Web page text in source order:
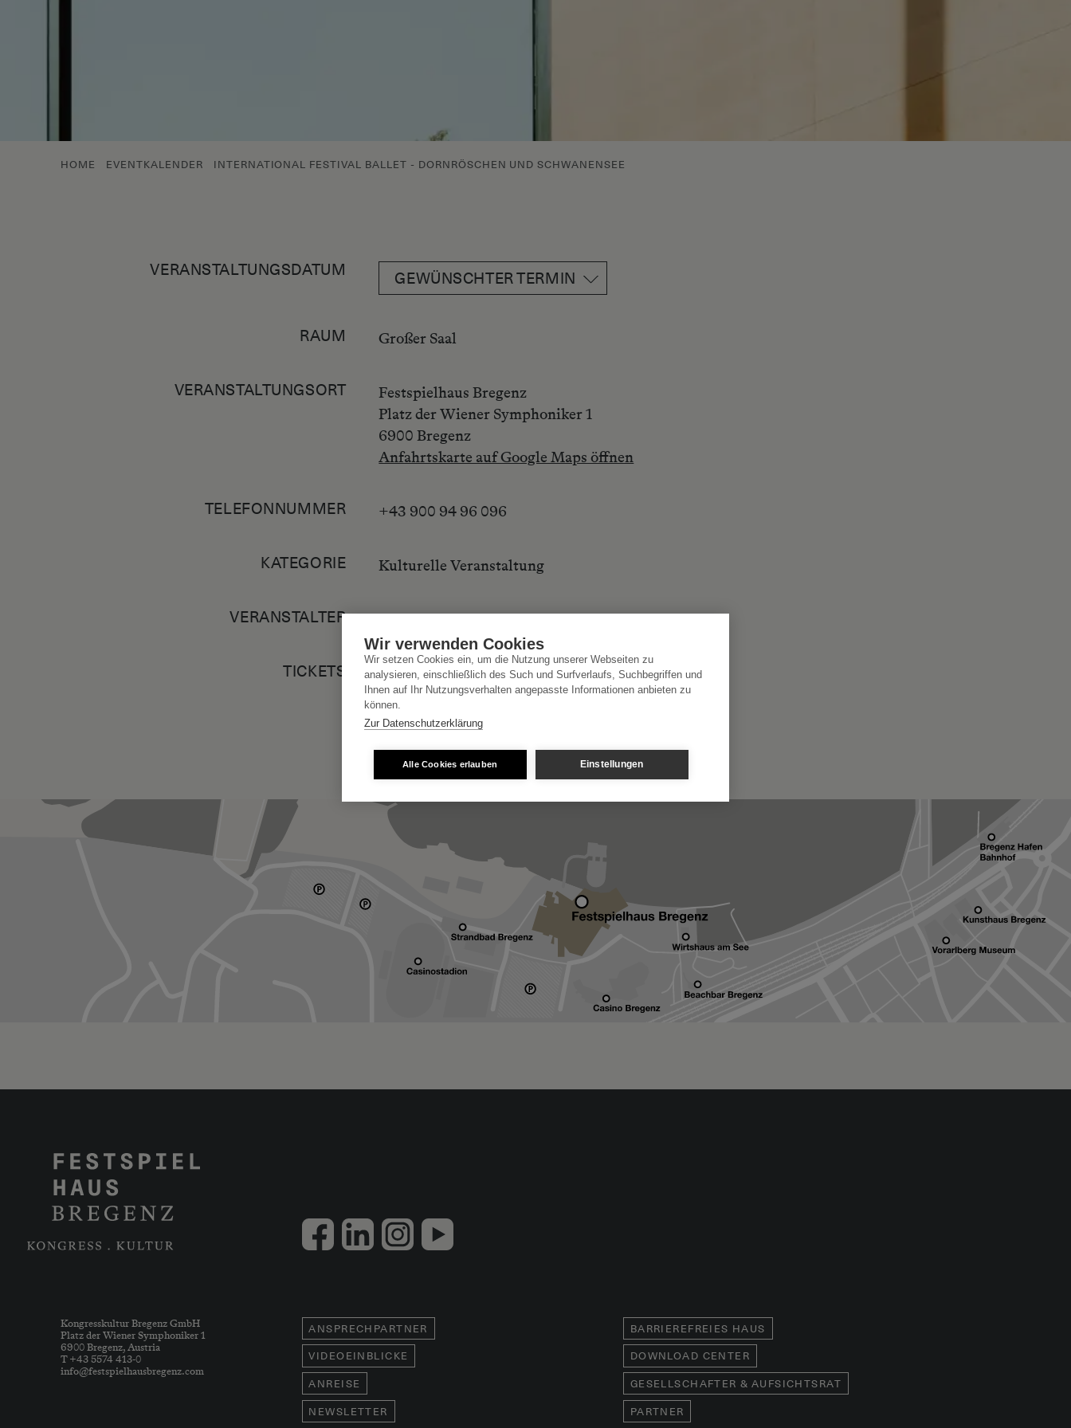
Wir verwenden Cookies
Wir setzen Cookies ein, um die Nutzung unserer Webseiten zu
analysieren, einschließlich des Such und Surfverlaufs, Suchbegriffen und
Ihnen auf Ihr Nutzungsverhalten angepasste Informationen anbieten zu
können.
Zur Datenschutzerklärung
Alle Cookies erlauben Einstellungen
HOME EVENTKALENDER INTERNATIONAL FESTIVAL BALLET - DORNRÖSCHEN UND SCHWANENSEE
VERANSTALTUNGSDATUM GEWÜNSCHTER TERMIN
RAUM Großer Saal
VERANSTALTUNGSORT
Festspielhaus Bregenz
Platz der Wiener Symphoniker 1
6900 Bregenz
Anfahrtskarte auf Google Maps öffnen
TELEFONNUMMER +43 900 94 96 096
KATEGORIE Kulturelle Veranstaltung
VERANSTALTER Ovation Events GmbH
TICKETS TICKETS KAUFEN
Kongresskultur Bregenz GmbH
Platz der Wiener Symphoniker 1
6900 Bregenz, Austria
T +43 5574 413-0
info@festspielhausbregenz.com
ANSPRECHPARTNER
VIDEOEINBLICKE
ANREISE
NEWSLETTER
BARRIEREFREIES HAUS
DOWNLOAD CENTER
GESELLSCHAFTER & AUFSICHTSRAT
PARTNER